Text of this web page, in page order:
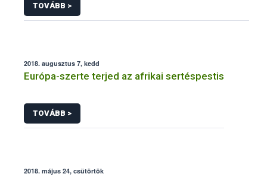
TOVÁBB >
2018. augusztus 7, kedd
Európa-szerte terjed az afrikai sertéspestis
TOVÁBB >
2018. május 24, csütörtök